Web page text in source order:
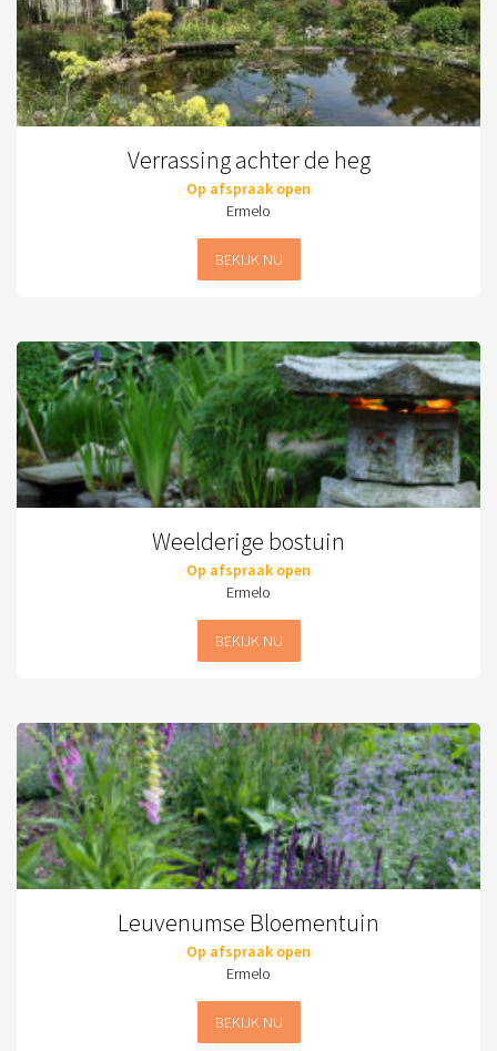
Verrassing achter de heg
Op afspraak open
Ermelo
BEKIJK NU
Weelderige bostuin
Op afspraak open
Ermelo
BEKIJK NU
Leuvenumse Bloementuin
Op afspraak open
Ermelo
BEKIJK NU